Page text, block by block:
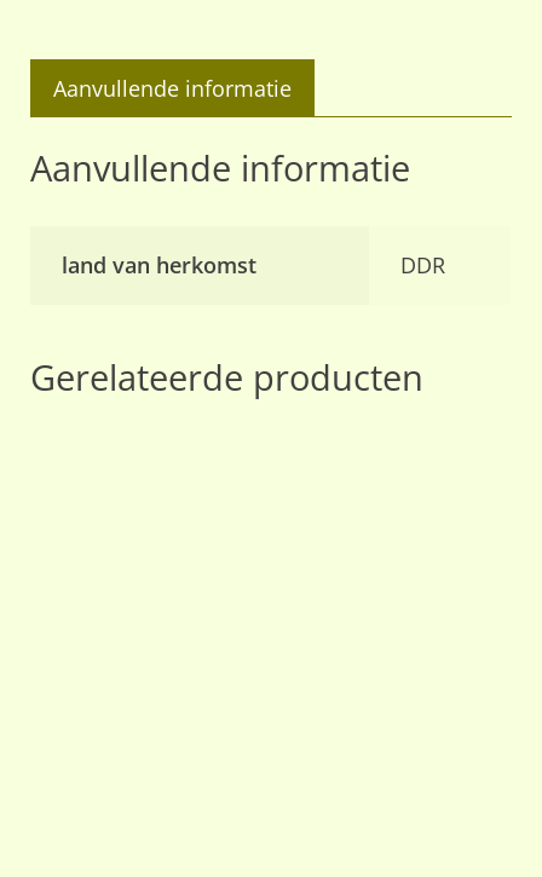
Aanvullende informatie
Aanvullende informatie
land van herkomst DDR
Gerelateerde producten